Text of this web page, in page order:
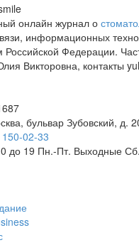
онлайн журнал о
информационных
Российской Федерации.
Викторовна, контакты
, бульвар Зубовский, д.
02-33
до 19 Пн.-Пт. Выходные